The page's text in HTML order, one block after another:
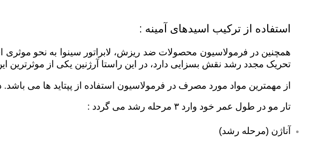
استفاده از ترکیب اسیدهای آمینه :
همچنین در فرمولاسیون محصولات ضد ریزش، لابراتور سینوا به نحو موثری
تحریک مجدد رشد نقش بسزایی دارد، در این راستا آرژنین یکی از موثرترین
از مهمترین مواد مورد مصرف در فرمولاسیون استفاده از پپتاید ها می
تار مو در طول عمر خود وارد ۳ مرحله رشد می گردد :
آناژن (مرحله رشد)